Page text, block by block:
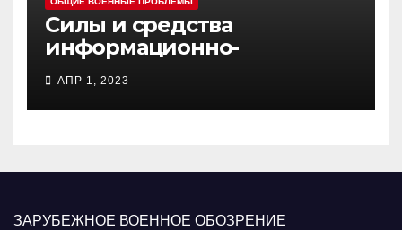
Силы и средства
информационно-
вооруженных сил Украины
АПР 1, 2023
ЗАРУБЕЖНОЕ ВОЕННОЕ ОБОЗРЕНИЕ